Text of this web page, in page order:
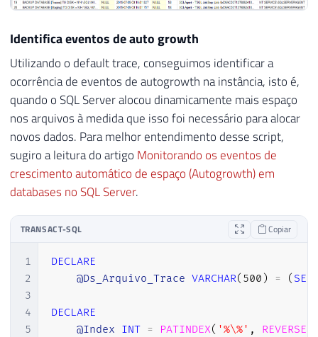
Identifica eventos de auto growth
Utilizando o default trace, conseguimos identificar a
ocorrência de eventos de autogrowth na instância, isto é,
quando o SQL Server alocou dinamicamente mais espaço
nos arquivos à medida que isso foi necessário para alocar
novos dados. Para melhor entendimento desse script,
sugiro a leitura do artigo Monitorando os eventos de
crescimento automático de espaço (Autogrowth) em
databases no SQL Server.
TRANSACT-SQL Copiar
1
2
3
4
5
DECLARE
@Ds_Arquivo_Trace VARCHAR( 500 ) = (
DECLARE
@Index INT = PATINDEX( '%\%' , REVERSE